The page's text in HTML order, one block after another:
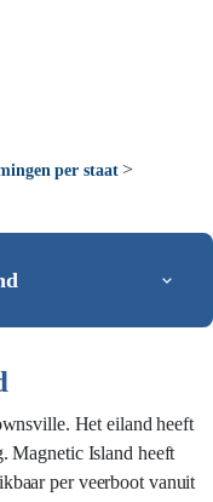
per staat>
Het eiland heeft
Magnetic Island heeft
per veerboot vanuit